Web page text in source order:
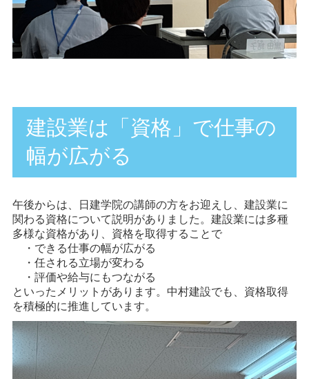
建設業は「資格」で仕事の
幅が広がる
午後からは、日建学院の講師の方をお迎えし、建設業に
関わる資格について説明がありました。建設業には多種
多様な資格があり、資格を取得することで
・できる仕事の幅が広がる
・任される立場が変わる
・評価や給与にもつながる
といったメリットがあります。中村建設でも、資格取得
を積極的に推進しています。